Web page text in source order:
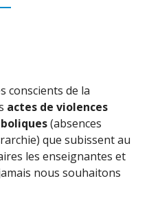
conscients de la
actes de violences
(absences
que subissent au
les enseignantes et
nous souhaitons